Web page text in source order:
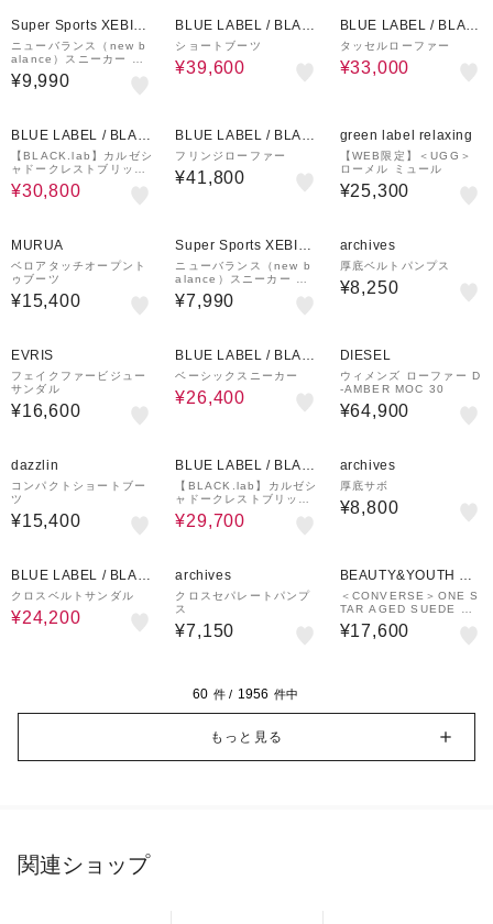
Super Sports XEBIO
&mall店
ニューバランス（new b
alance）スニーカー ウ
ォーキング フレッシュ
フォーム X 880 v7 グレ
¥9,990
BLUE LABEL / BLAC
K LABEL CRESTBRI
DGE
ショートブーツ
¥39,600
BLUE LABEL / BLAC
K LABEL CRESTBRI
DGE
タッセルローファー
¥33,000
BLUE LABEL / BLAC
K LABEL CRESTBRI
DGE
【BLACK.lab】カルゼシ
ャドークレストブリッジ
チェックコンビビブラム
スニーカー
¥30,800
BLUE LABEL / BLAC
K LABEL CRESTBRI
DGE
フリンジローファー
¥41,800
green label relaxing
【WEB限定】＜UGG＞
ローメル ミュール
¥25,300
MURUA
ベロアタッチオープント
ゥブーツ
¥15,400
Super Sports XEBIO
&mall店
ニューバランス（new b
alance）スニーカー ウ
ォーキングシューズ ダイ
ナソフト NB サンファー
¥7,990
archives
厚底ベルトパンプス
¥8,250
EVRIS
フェイクファービジュー
サンダル
¥16,600
BLUE LABEL / BLAC
K LABEL CRESTBRI
DGE
ベーシックスニーカー
¥26,400
DIESEL
ウィメンズ ローファー D
-AMBER MOC 30
¥64,900
dazzlin
コンパクトショートブー
ツ
¥15,400
BLUE LABEL / BLAC
K LABEL CRESTBRI
DGE
【BLACK.lab】カルゼシ
ャドークレストブリッジ
チェックコンビビブラム
スニーカー
¥29,700
archives
厚底サボ
¥8,800
BLUE LABEL / BLAC
K LABEL CRESTBRI
DGE
クロスベルトサンダル
¥24,200
archives
クロスセパレートパンプ
ス
¥7,150
BEAUTY&YOUTH UN
ITED ARROWS
＜CONVERSE＞ONE S
TAR AGED SUEDE A
G/スニーカー
¥17,600
60 件 / 1956 件中
もっと見る
関連ショップ